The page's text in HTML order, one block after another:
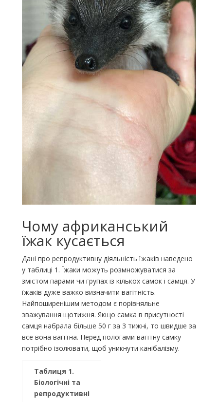
Чому африканський
їжак кусається
Дані про репродуктивну діяльність їжаків наведено
у таблиці 1. Їжаки можуть розмножуватися за
змістом парами чи групах із кількох самок і самця. У
їжаків дуже важко визначити вагітність.
Найпоширенішим методом є порівняльне
зважування щотижня. Якщо самка в присутності
самця набрала більше 50 г за 3 тижні, то швидше за
все вона вагітна. Перед пологами вагітну самку
потрібно ізолювати, щоб уникнути канібалізму.
Таблиця 1.
Біологічні та
репродуктивні